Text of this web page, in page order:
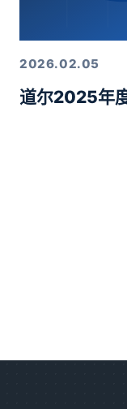
2026.02.05
道尔2025年